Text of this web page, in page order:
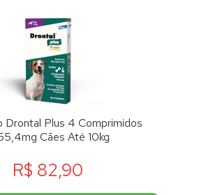
Drontal Plus 4 Comprimidos
Cães Até 10kg
R$ 82,90